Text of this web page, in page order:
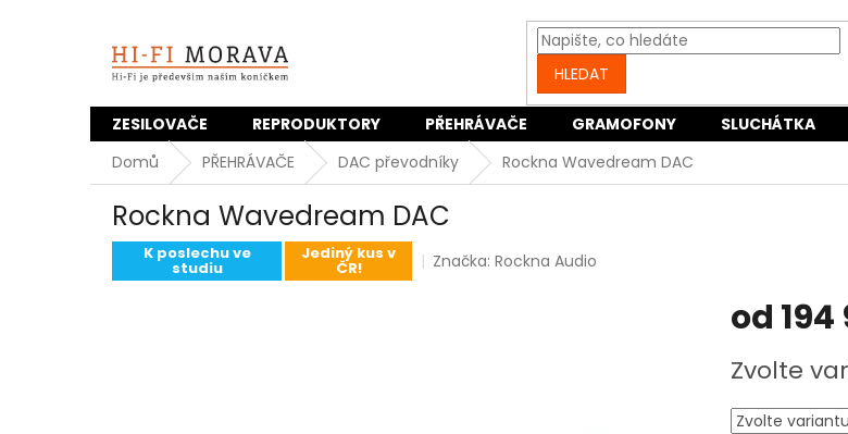
HLEDAT
ZESILOVAČE REPRODUKTORY PŘEHRÁVAČE GRAMOFONY SLUCHÁTKA
Domů
PŘEHRÁVAČE DAC převodníky Rockna Wavedream DAC
Rockna Wavedream DAC
K poslechu ve
studiu
Jediný kus v
ČR! Značka:Rockna Audio
od 194
cena:
Zvolte